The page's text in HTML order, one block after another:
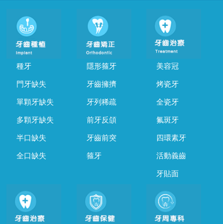
種牙
門牙缺失
單顆牙缺失
多顆牙缺失
半口缺失
全口缺失
隱形箍牙
牙齒擁擠
牙列稀疏
前牙反頜
牙齒前突
箍牙
美容冠
烤瓷牙
全瓷牙
氟斑牙
四環素牙
活動義齒
牙貼面